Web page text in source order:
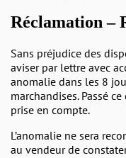
Réclamation –
Sans préjudice des
aviser par lettre avec
anomalie dans les 8
marchandises. Passé
prise en compte.
L’anomalie ne sera
au vendeur de